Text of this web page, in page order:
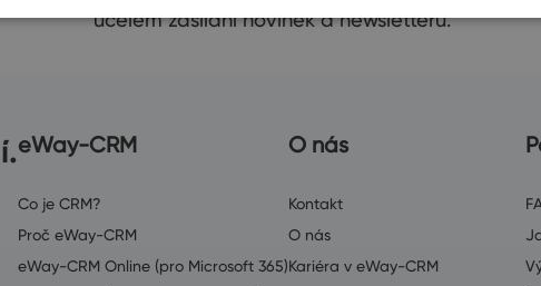
účelem zasílání novinek a newsletterů.
eWay-CRM
Co je CRM?
Proč eWay-CRM
eWay-CRM Online (pro Microsoft 365)
O nás
Kontakt
O nás
Kariéra v eWay-CRM